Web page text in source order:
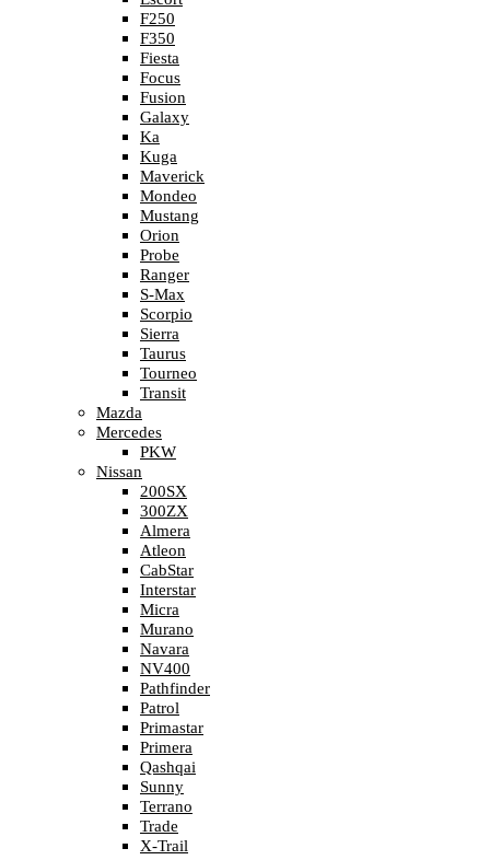
F250
F350
Fiesta
Focus
Fusion
Galaxy
Ka
Kuga
Maverick
Mondeo
Mustang
Orion
Probe
Ranger
S-Max
Scorpio
Sierra
Taurus
Tourneo
Transit
Mazda
Mercedes
PKW
Nissan
200SX
300ZX
Almera
Atleon
CabStar
Interstar
Micra
Murano
Navara
NV400
Pathfinder
Patrol
Primastar
Primera
Qashqai
Sunny
Terrano
Trade
X-Trail